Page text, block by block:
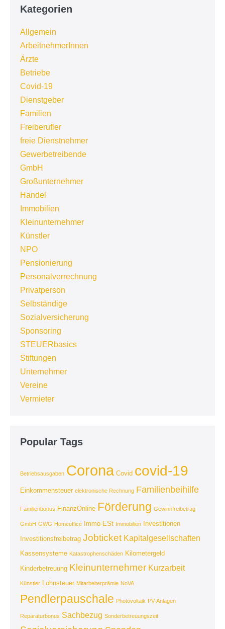
Kategorien
Allgemein
ArbeitnehmerInnen
Ärzte
Betriebe
Covid-19
Dienstgeber
Familien
Freiberufler
freie Dienstnehmer
Gewerbetreibende
GmbH
Großunternehmer
Handel
Immobilien
Kleinunternehmer
Künstler
NPO
Pensionierung
Personalverrechnung
Privatperson
Selbständige
Sozialversicherung
Sponsoring
STEUERbasics
Stiftungen
Unternehmer
Vereine
Vermieter
Popular Tags
Betriebsausgaben Corona Covid covid-19
Einkommensteuer elektronische Rechnung Familienbeihilfe
Familienbonus FinanzOnline Förderung Gewinnfreibetrag
GmbH GWG Homeoffice Immo-ESt Immobilien Investitionen
Investitionsfreibetrag Jobticket Kapitalgesellschaften
Kassensysteme Katastrophenschäden Kilometergeld
Kinderbetreuung Kleinunternehmer Kurzarbeit
Künstler Lohnsteuer Mitarbeiterprämie NoVA
Pendlerpauschale Photovoltaik PV-Anlagen
Reparaturbonus Sachbezug Sonderbetreuungszeit